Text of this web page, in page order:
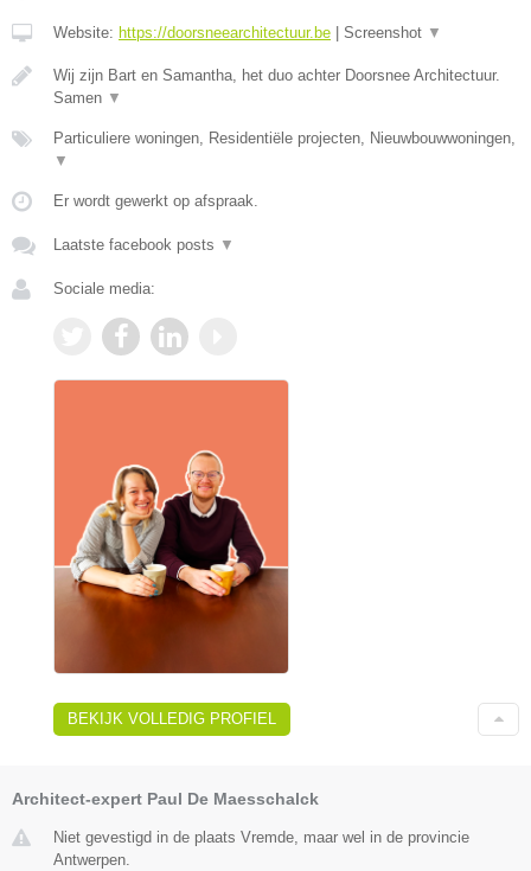
Website: https://doorsneearchitectuur.be Screenshot ▼
Wij zijn Bart en Samantha, het duo achter Doorsnee Architectuur.
Samen ▼
Particuliere woningen, Residentiële projecten, Nieuwbouwwoningen,
▼
Er wordt gewerkt op afspraak.
Laatste facebook posts ▼
Sociale media:
BEKIJK VOLLEDIG PROFIEL
Architect-expert Paul De Maesschalck
Niet gevestigd in de plaats Vremde, maar wel in de provincie
Antwerpen.